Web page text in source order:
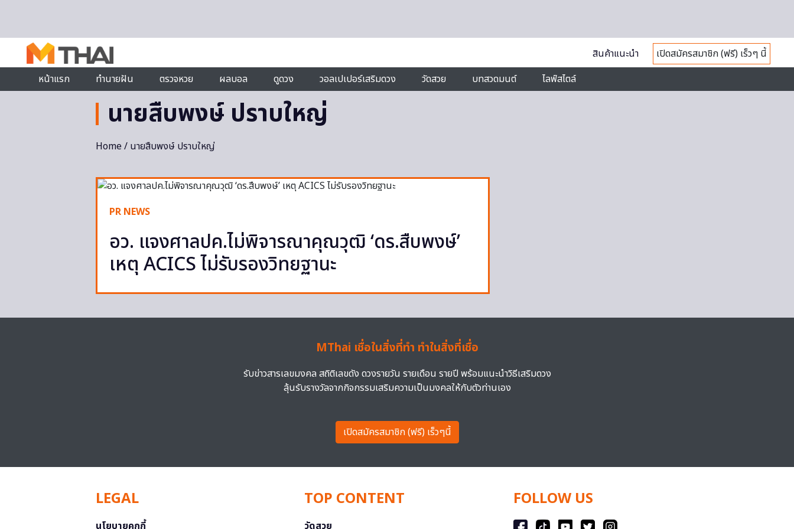
สินค้าแนะนำ
เปิดสมัครสมาชิก (ฟรี) เร็วๆ นี้
หน้าแรก
ทำนายฝัน ตรวจหวย ผลบอล ดูดวง วอลเปเปอร์เสริมดวง วัดสวย บทสวดมนต์ ไลฟ์สไตล์
นายสืบพงษ์ ปราบใหญ่
Home/ นายสืบพงษ์ ปราบใหญ่
PR NEWS
อว. แจงศาลปค.ไม่พิจารณาคุณวุฒิ ‘ดร.สืบพงษ์’
เหตุ ACICS ไม่รับรองวิทยฐานะ
MThai เชื่อในสิ่งที่ทำ ทำในสิ่งที่เชื่อ
รับข่าวสารเลขมงคล สถิติเลขดัง ดวงรายวัน รายเดือน รายปี พร้อมแนะนำวิธีเสริมดวง
ลุ้นรับรางวัลจากกิจกรรมเสริมความเป็นมงคลให้กับตัวท่านเอง
เปิดสมัครสมาชิก (ฟรี) เร็วๆนี้
LEGAL
นโยบายคุกกี้
TOP CONTENT
วัดสวย
FOLLOW US